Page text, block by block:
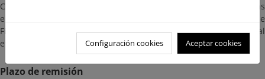
Costas de Galicia, de lunes a viernes, de 09:00 a 14:00 horas, sitas
en la calle San Pedro de Mezonzo 2 bajo - esquina Avenida de
Finisterre, así como como en la dirección web que sea asignada al
efecto.
Plazo de remisión
Configuración cookies Aceptar cookies